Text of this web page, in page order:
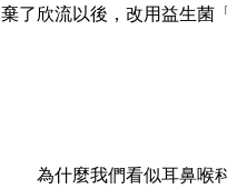
棄了欣流以後，改用益生菌
為什麼我們看似耳鼻喉科